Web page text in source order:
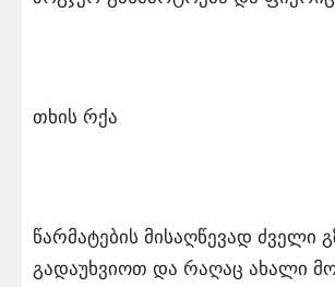
თხის რქა
წარმატების მისაღწევად ძველი
გადაუხვიოთ და რაღაც ახალი